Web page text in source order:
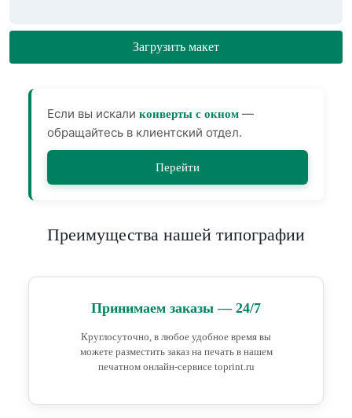
Загрузить макет
Если вы искали конверты с окном —
обращайтесь в клиентский отдел.
Перейти
Преимущества нашей типографии
Принимаем заказы — 24/7
Круглосуточно, в любое удобное время вы
можете разместить заказ на печать в нашем
печатном онлайн-сервисе toprint.ru